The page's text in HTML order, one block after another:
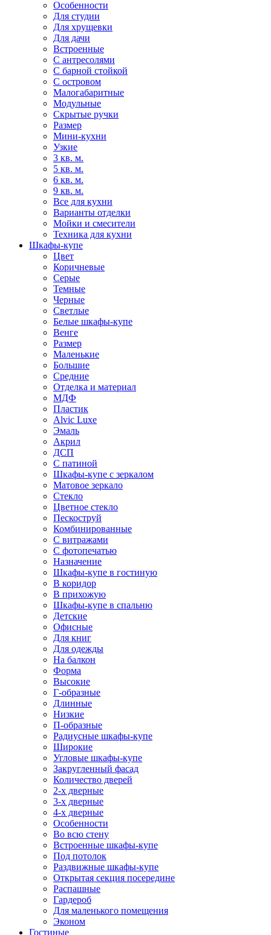
Особенности
Для студии
Для хрущевки
Для дачи
Встроенные
С антресолями
С барной стойкой
С островом
Малогабаритные
Модульные
Скрытые ручки
Размер
Мини-кухни
Узкие
3 кв. м.
5 кв. м.
6 кв. м.
9 кв. м.
Все для кухни
Варианты отделки
Мойки и смесители
Техника для кухни
Шкафы-купе
Цвет
Коричневые
Серые
Темные
Черные
Светлые
Белые шкафы-купе
Венге
Размер
Маленькие
Большие
Средние
Отделка и материал
МДФ
Пластик
Alvic Luxe
Эмаль
Акрил
ДСП
С патиной
Шкафы-купе с зеркалом
Матовое зеркало
Стекло
Цветное стекло
Пескоструй
Комбинированные
С витражами
С фотопечатью
Назначение
Шкафы-купе в гостиную
В коридор
В прихожую
Шкафы-купе в спальню
Детские
Офисные
Для книг
Для одежды
На балкон
Форма
Высокие
Г-образные
Длинные
Низкие
П-образные
Радиусные шкафы-купе
Широкие
Угловые шкафы-купе
Закругленный фасад
Количество дверей
2-х дверные
3-х дверные
4-х дверные
Особенности
Во всю стену
Встроенные шкафы-купе
Под потолок
Раздвижные шкафы-купе
Открытая секция посередине
Распашные
Гардероб
Для маленького помещения
Эконом
Гостиные